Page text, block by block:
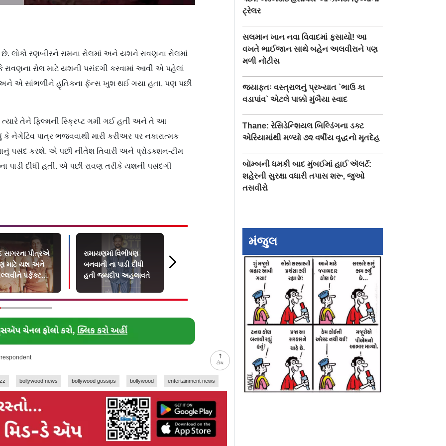
ટોચ
છે. લોકો રણબીરને રામના રોલમાં અને યશને રાવણના રોલમાં
રોલ માટે યશની પસંદગી કરવામાં આવી એ પહેલાં
એ સાંભળીને હૃતિકના ફૅન્સ ખુશ થઈ ગયા હતા, પણ પછી
તેને ફિલ્મની સ્ક્રિપ્ટ ગમી ગઈ હતી અને તે આ
પાત્ર ભજવવાથી મારી કરીઅર પર નકારાત્મક
પસંદ કરશે. એ પછી નીતેશ તિવારી અને પ્રોડક્શન-ટીમ
પાડી દીધી હતી. એ પછી રાવણ તરીકે યશની પસંદગી
સાગરના પૌત્રએ
માટે યશ અને
પર્ફેક્ટ
ગણાવી છે
રામાયણમાં વિભીષણ
બનવાની ના પાડી દીધી
હતી જયદીપ અહલાવતે
“પાર્ટનરને શરમમાં
નાખવાનું બંધ કરો.. ”
હૃતિક રોશન ઉપર કંગના
રનૌતનો પારો છટક્યો
bollywood news bollywood gossips bollywood entertainment news
ટ્રેલર
સલમાન ખાન નવા વિવાદમાં ફસાયો! આ
વખતે ભાઈજાન સાથે બહેન અલવીરાને પણ
મળી નોટીસ
જ્યાફતઃ વસ્ત્રાલનું પ્રખ્યાત `ભાઉ કા
વડાપાંવ` એટલે પાક્કો મુંબૈયા સ્વાદ
Thane: રેસિડેન્શિયલ બિલ્ડિંગના ડક્ટ
એરિયામાંથી મળ્યો ૭૨ વર્ષીય વૃદ્ધનો મૃતદેહ
બૉમ્બની ધમકી બાદ મુંબઈમાં હાઈ ઍલર્ટ:
શહેરની સુરક્ષા વધારી તપાસ શરૂ, જુઓ
તસવીરો
મંજુલ